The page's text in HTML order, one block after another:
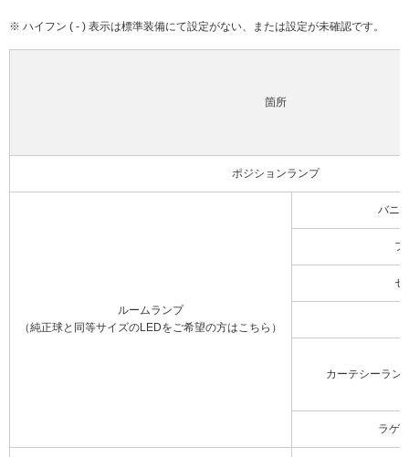
※ ハイフン ( - ) 表示は標準装備にて設定がない、または設定が未確認です。
箇所
ポジションランプ
ルームランプ
（純正球と同等サイズのLEDをご希望の方はこちら）
バニ
フ
セ
カーテシーラン
ラゲ